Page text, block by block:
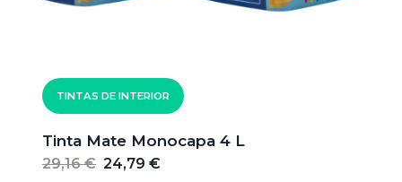
TINTAS DE INTERIOR
Tinta Mate Monocapa 4 L
29,16 € 24,79 €